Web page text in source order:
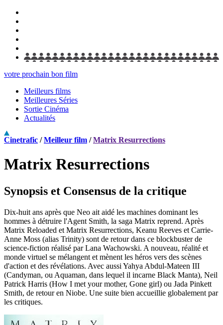
votre prochain bon film
Meilleurs films
Meilleures Séries
Sortie Cinéma
Actualités
Cinetrafic /Meilleur film /Matrix Resurrections
Matrix Resurrections
Synopsis et Consensus de la critique
Dix-huit ans après que Neo ait aidé les machines dominant les
hommes à détruire l'Agent Smith, la saga Matrix reprend. Après
Matrix Reloaded et Matrix Resurrections, Keanu Reeves et Carrie-
Anne Moss (alias Trinity) sont de retour dans ce blockbuster de
science-fiction réalisé par Lana Wachowski. A nouveau, réalité et
monde virtuel se mélangent et mènent les héros vers des scènes
d'action et des révélations. Avec aussi Yahya Abdul-Mateen III
(Candyman, ou Aquaman, dans lequel il incarne Black Manta), Neil
Patrick Harris (How I met your mother, Gone girl) ou Jada Pinkett
Smith, de retour en Niobe. Une suite bien accueillie globalement par
les critiques.